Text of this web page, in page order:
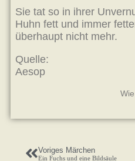
Sie tat so in ihrer
Huhn fett und immer
überhaupt nicht mehr.
Quelle:
Aesop
Voriges Märchen
Ein Fuchs und eine Bildsäule